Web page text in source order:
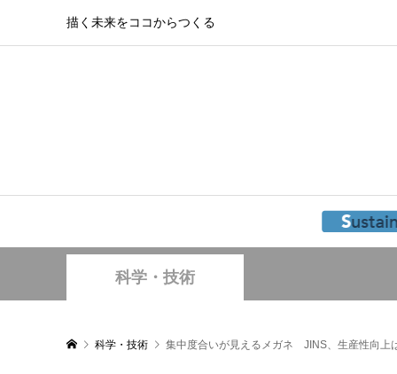
描く未来をココからつくる
科学・技術
科学・技術 集中度合いが見えるメガネ JINS、生産性向上